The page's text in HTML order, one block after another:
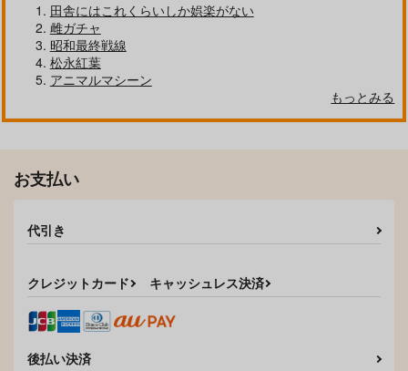
田舎にはこれくらいしか娯楽がない
雌ガチャ
昭和最終戦線
松永紅葉
アニマルマシーン
もっとみる
お支払い
代引き
クレジットカード キャッシュレス決済
後払い決済